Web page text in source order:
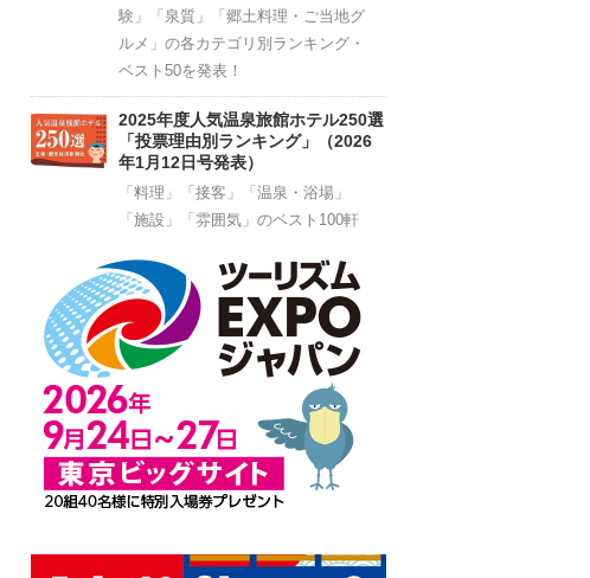
験」「泉質」「郷土料理・ご当地グ
ルメ」の各カテゴリ別ランキング・
ベスト50を発表！
2025年度人気温泉旅館ホテル250選
「投票理由別ランキング」（2026
年1月12日号発表）
「料理」「接客」「温泉・浴場」
「施設」「雰囲気」のベスト100軒